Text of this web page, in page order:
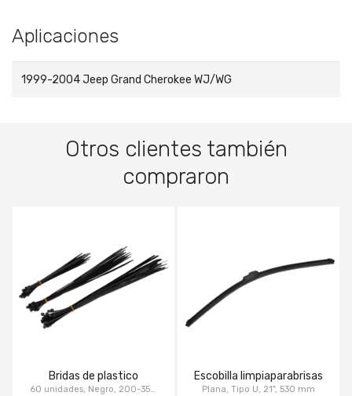
Aplicaciones
1999-2004 Jeep Grand Cherokee WJ/WG
Otros clientes también
compraron
Bridas de plastico
60 unidades, Negro, 200-350
Escobilla limpiaparabrisas
Plana, Tipo U, 21", 530 mm